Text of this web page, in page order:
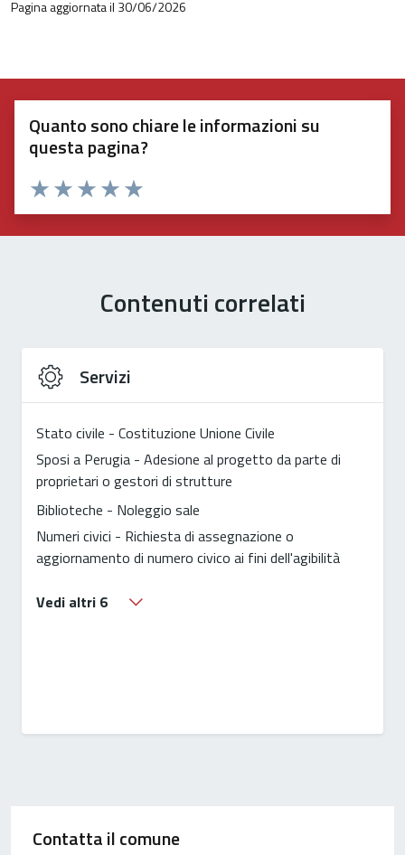
Pagina aggiornata il 30/06/2026
Quanto sono chiare le informazioni su
questa pagina?
Valuta 5 stelle su 5
Valuta 4 stelle su 5
Valuta 3 stelle su 5
Valuta 2 stelle su 5
Valuta 1 stelle su 5
Contenuti correlati
Servizi
Stato civile - Costituzione Unione Civile
Sposi a Perugia - Adesione al progetto da parte di
proprietari o gestori di strutture
Biblioteche - Noleggio sale
Numeri civici - Richiesta di assegnazione o
aggiornamento di numero civico ai fini dell'agibilità
Vedi altri 6
Contatta il comune